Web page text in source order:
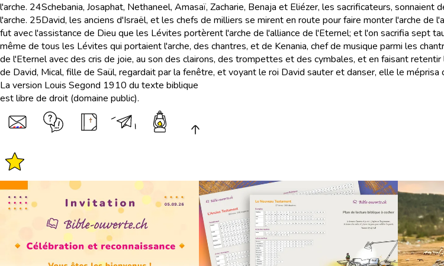
l'arche. 24Schebania, Josaphat, Nethaneel, Amasaï, Zacharie, Benaja et Eliézer, les sacrificateurs,
l'arche. 25David, les anciens d'Israël, et les chefs de milliers se mirent en route pour faire monter l'arche de
fut avec l'assistance de Dieu que les Lévites portèrent l'arche de l'alliance de l'Eternel; et l'on sacrifia sept
même de tous les Lévites qui portaient l'arche, des chantres, et de Kenania, chef de musique parmi les
de l'Eternel avec des cris de joie, au son des clairons, des trompettes et des cymbales, et en faisant
de David, Mical, fille de Saül, regardait par la fenêtre, et voyant le roi David sauter et danser, elle le méprisa
La version Louis Segond 1910 du texte biblique
est libre de droit (domaine public).